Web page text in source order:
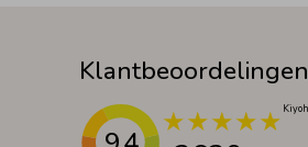
Klantbeoordelingen